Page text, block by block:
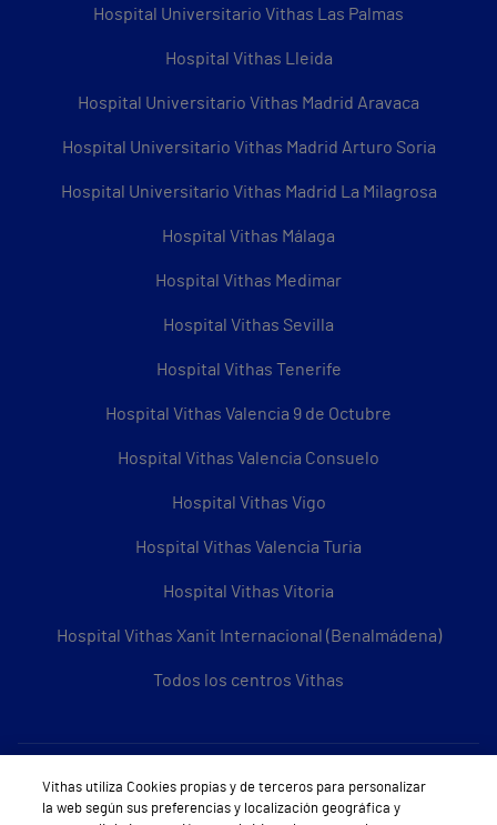
Hospital Universitario Vithas Las Palmas
Hospital Vithas Lleida
Hospital Universitario Vithas Madrid Aravaca
Hospital Universitario Vithas Madrid Arturo Soria
Hospital Universitario Vithas Madrid La Milagrosa
Hospital Vithas Málaga
Hospital Vithas Medimar
Hospital Vithas Sevilla
Hospital Vithas Tenerife
Hospital Vithas Valencia 9 de Octubre
Hospital Vithas Valencia Consuelo
Hospital Vithas Vigo
Hospital Vithas Valencia Turia
Hospital Vithas Vitoria
Hospital Vithas Xanit Internacional (Benalmádena)
Todos los centros Vithas
Sobre Vithas
Quiénes somos
Vithas utiliza Cookies propias y de terceros para personalizar
la web según sus preferencias y localización geográfica y